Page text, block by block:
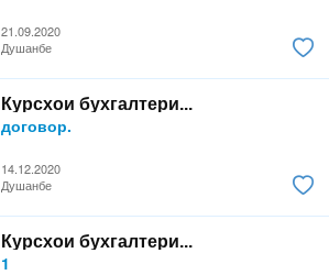
21.09.2020
Душанбе
Курсхои бухгалтери...
договор.
14.12.2020
Душанбе
Курсхои бухгалтери...
1